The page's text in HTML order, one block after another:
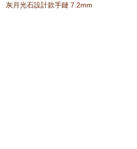
灰月光石設計款手鏈 7.2mm